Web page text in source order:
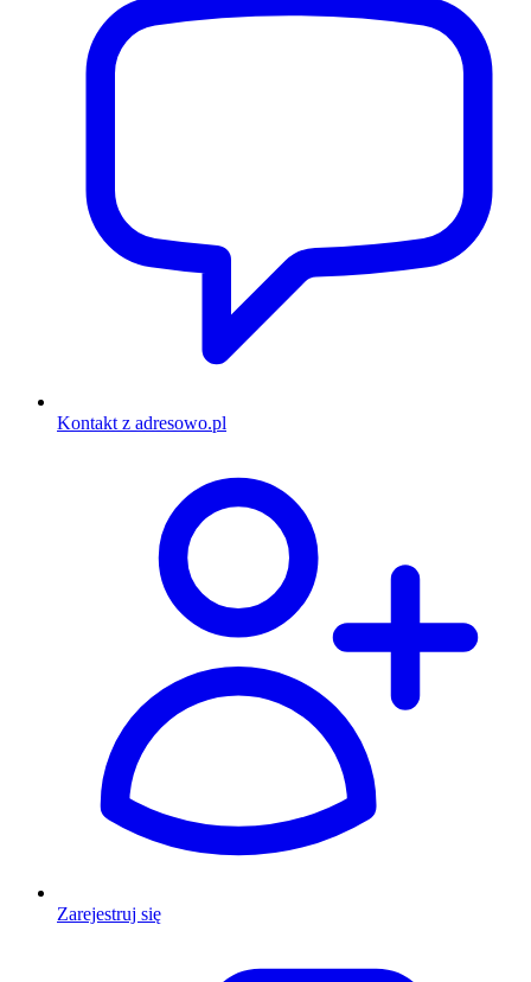
Kontakt z adresowo.pl
Zarejestruj się